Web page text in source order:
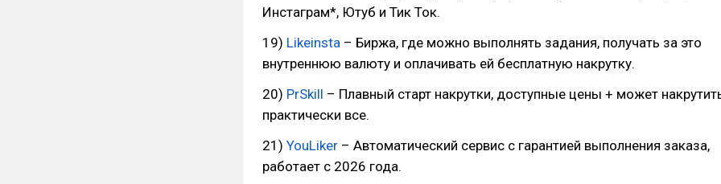
Инстаграм*, Ютуб и Тик Ток.
19) Likeinsta – Биржа, где можно выполнять задания, получать за это
внутреннюю валюту и оплачивать ей бесплатную накрутку.
20) PrSkill – Плавный старт накрутки, доступные цены + может
практически все.
21) YouLiker – Автоматический сервис с гарантией выполнения заказа,
работает с 2026 года.